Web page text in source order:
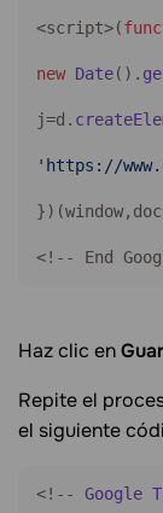
<script>(
new Date().
j=d.
'https://
<!-- End
Haz clic en
Repite el
el siguiente
<!-- Google